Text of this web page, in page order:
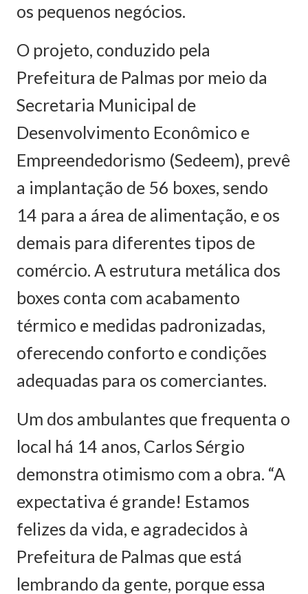
os pequenos negócios.
O projeto, conduzido pela
Prefeitura de Palmas por meio da
Secretaria Municipal de
Desenvolvimento Econômico e
Empreendedorismo (Sedeem), prevê
a implantação de 56 boxes, sendo
14 para a área de alimentação, e os
demais para diferentes tipos de
comércio. A estrutura metálica dos
boxes conta com acabamento
térmico e medidas padronizadas,
oferecendo conforto e condições
adequadas para os comerciantes.
Um dos ambulantes que frequenta o
local há 14 anos, Carlos Sérgio
demonstra otimismo com a obra. “A
expectativa é grande! Estamos
felizes da vida, e agradecidos à
Prefeitura de Palmas que está
lembrando da gente, porque essa